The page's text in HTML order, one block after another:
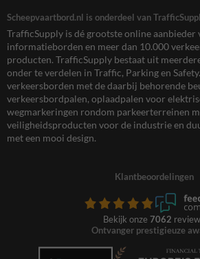
Scheepvaartbord.nl is onderdeel van
TrafficSupply is dé grootste online aanbieder
informatieborden en meer dan 10.000
producten. TrafficSupply bestaat uit
onder te verdelen in Traffic, Parking en
verkeersborden met de daarbij behorende
verkeersbordpalen, oplaadpalen voor
wegmarkeringen rondom parkeerterreinen
veiligheidsproducten voor de industrie en
met een mooi design.
Klantbeoordelingen
Bekijk onze 7062
Ontvanger prestigieuze